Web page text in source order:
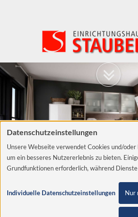
Stauber ist Ihr
Datenschutzeinstellungen
Unsere Webseite verwendet Cookies und/
um ein besseres Nutzererlebnis zu bieten.
Grundfunktionen erforderlich, während
Interessen der Nutzer anzuzeigen. Um diese
Individuelle Datenschutzeinstellungen Nur